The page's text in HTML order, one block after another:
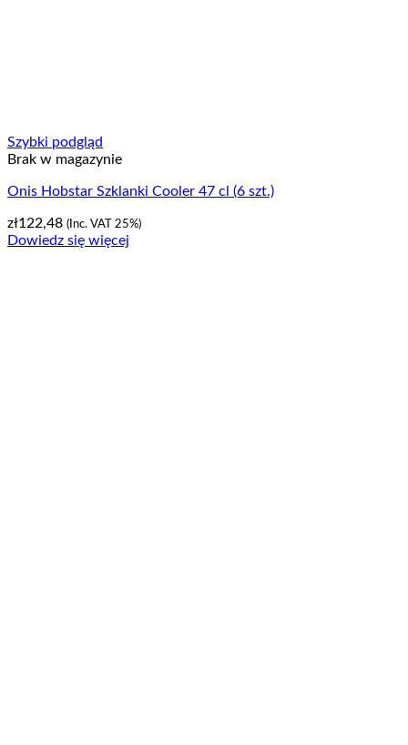
Szybki podgląd
Brak w magazynie
Onis Hobstar Szklanki Cooler 47 cl (6 szt.)
zł122,48 (Inc. VAT 25%)
Dowiedz się więcej